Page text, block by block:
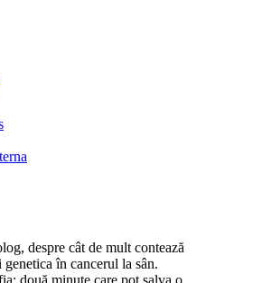
despre cât de mult contează
genetica în cancerul la sân.
două minute care pot salva o